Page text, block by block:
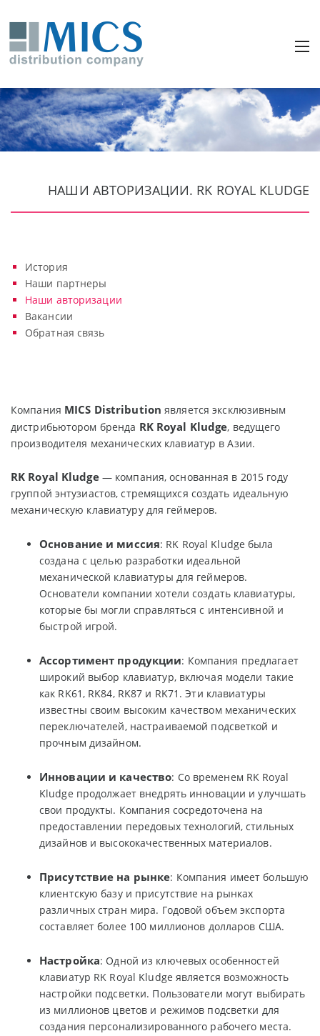
НАШИ АВТОРИЗАЦИИ. RK ROYAL KLUDGE
История
Наши партнеры
Наши авторизации
Вакансии
Обратная связь
Компания MICS Distribution является эксклюзивным
дистрибьютором бренда RK Royal Kludge, ведущего
производителя механических клавиатур в Азии.
RK Royal Kludge— компания, основанная в 2015 году
группой энтузиастов, стремящихся создать идеальную
механическую клавиатуру для геймеров.
Основание и миссия: RK Royal Kludge была
создана с целью разработки идеальной
механической клавиатуры для геймеров.
Основатели компании хотели создать клавиатуры,
которые бы могли справляться с интенсивной и
быстрой игрой.
Ассортимент продукции: Компания предлагает
широкий выбор клавиатур, включая модели такие
как RK61, RK84, RK87 и RK71. Эти клавиатуры
известны своим высоким качеством механических
переключателей, настраиваемой подсветкой и
прочным дизайном.
Инновации и качество: Со временем RK Royal
Kludge продолжает внедрять инновации и улучшать
свои продукты. Компания сосредоточена на
предоставлении передовых технологий, стильных
дизайнов и высококачественных материалов.
Присутствие на рынке: Компания имеет большую
клиентскую базу и присутствие на рынках
различных стран мира. Годовой объем экспорта
составляет более 100 миллионов долларов США.
Настройка: Одной из ключевых особенностей
клавиатур RK Royal Kludge является возможность
настройки подсветки. Пользователи могут выбирать
из миллионов цветов и режимов подсветки для
создания персонализированного рабочего места.